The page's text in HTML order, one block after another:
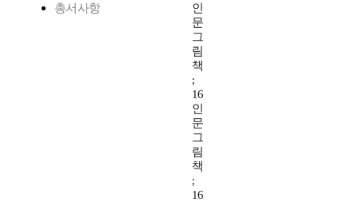
총서사항
인
문
그
림
책
;
16
인
문
그
림
책
;
16